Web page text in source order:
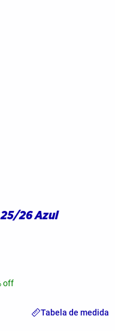
26 Azul
off
Tabela de medida